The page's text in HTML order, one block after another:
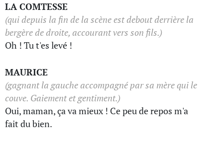
LA COMTESSE
(qui depuis la fin de la scène est debout derrière la
bergère de droite, accourant vers son fils.)
Oh ! Tu t'es levé !
MAURICE
(gagnant la gauche accompagné par sa mère qui le
couve. Gaiement et gentiment.)
Oui, maman, ça va mieux ! Ce peu de repos m'a
fait du bien.